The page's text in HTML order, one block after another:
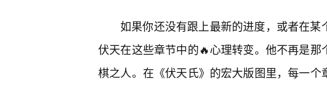
如果你还没有跟上最新的进度，或者在
伏天在这些章节中的🔥心理转变。他不再是
棋之人。在《伏天氏》的宏大版图里，每一